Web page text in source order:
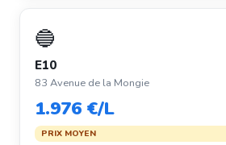
🔵
E10
83 Avenue de la Mongie
1.976 €/L
PRIX MOYEN